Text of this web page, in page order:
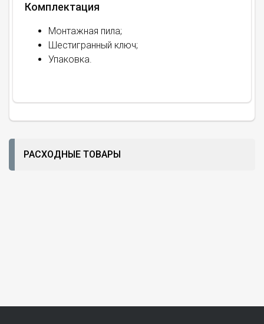
Комплектация
Монтажная пила;
Шестигранный ключ;
Упаковка.
РАСХОДНЫЕ ТОВАРЫ